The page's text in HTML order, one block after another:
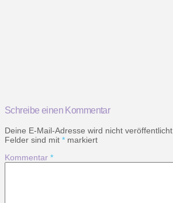
Schreibe einen Kommentar
Deine E-Mail-Adresse wird nicht veröffentlicht.
Felder sind mit * markiert
Kommentar *